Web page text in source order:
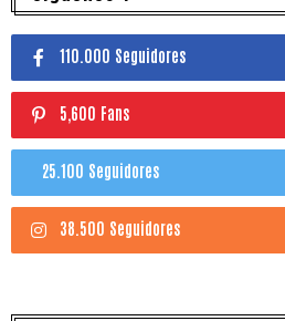
110.000 Seguidores
5,600 Fans
25.100 Seguidores
38.500 Seguidores